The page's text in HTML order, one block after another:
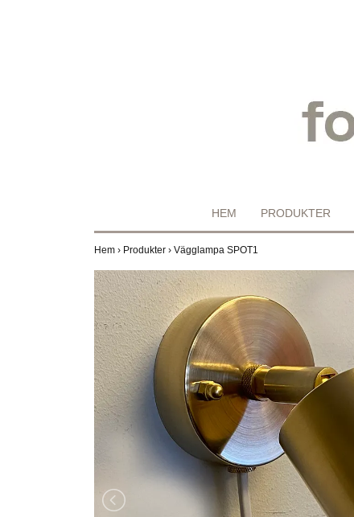
HEM PRODUKTER
Hem › Produkter › Vägglampa SPOT1